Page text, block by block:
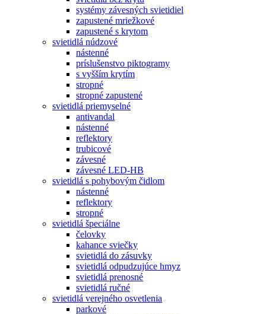
systémy závesných svietidiel
zapustené mriežkové
zapustené s krytom
svietidlá núdzové
nástenné
príslušenstvo piktogramy
s vyšším krytím
stropné
stropné zapustené
svietidlá priemyselné
antivandal
nástenné
reflektory
trubicové
závesné
závesné LED-HB
svietidlá s pohybovým čidlom
nástenné
reflektory
stropné
svietidlá špeciálne
čelovky
kahance sviečky
svietidlá do zásuvky
svietidlá odpudzujúce hmyz
svietidlá prenosné
svietidlá ručné
svietidlá verejného osvetlenia
parkové